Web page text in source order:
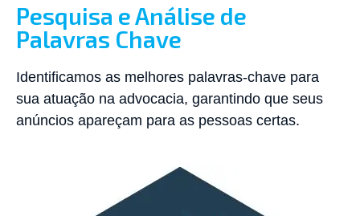
Pesquisa e Análise de
Palavras Chave
Identificamos as melhores palavras-chave para
sua atuação na advocacia, garantindo que seus
anúncios apareçam para as pessoas certas.